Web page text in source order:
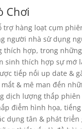
Chơi
trợ hàng loạt cụm
người nhà sử dụng
hợp, trong
sinh thích hợp sự mớ
tiếp nối up date &
& mê man đến
dịch lượng thấp
điểm hình họa,
dụng tân & phát